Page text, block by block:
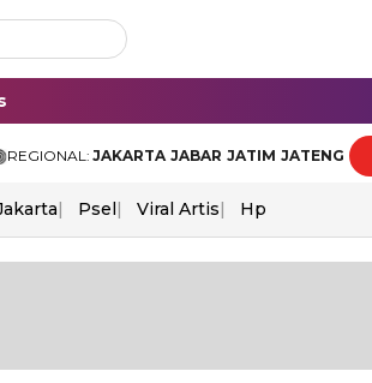
REGIONAL: JAKARTA JABAR JATIM JATENG
Psel Viral Artis Hp